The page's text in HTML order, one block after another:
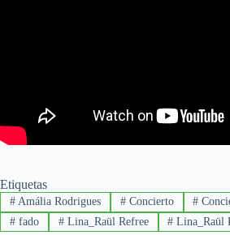
Etiquetas
#Amália Rodrigues #Concierto #
#fado #Lina_Raül Refree # Lina_Raül